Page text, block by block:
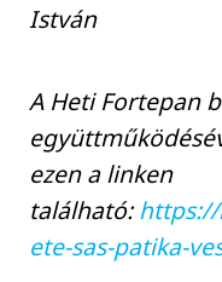
István
A Heti Fortepan
ezen a linken
található:
ete-sas-patika-